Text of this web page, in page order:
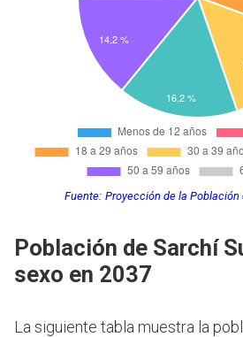
Fuente: Proyección de la Población
Población de Sarchí
sexo en 2037
La siguiente tabla muestra la